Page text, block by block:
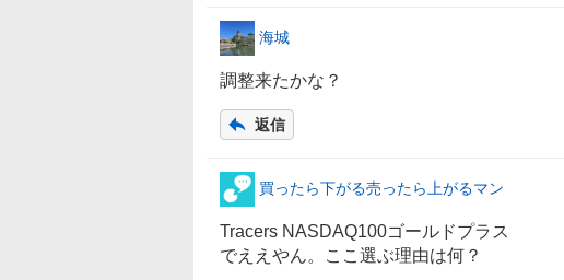
海城
調整来たかな？
返信
買ったら下がる売ったら上がるマン
Tracers NASDAQ100ゴールドプラス
でええやん。ここ選ぶ理由は何？